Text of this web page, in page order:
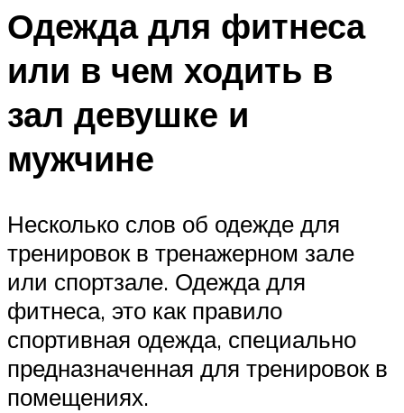
Одежда для фитнеса
или в чем ходить в
зал девушке и
мужчине
Несколько слов об одежде для
тренировок в тренажерном зале
или спортзале. Одежда для
фитнеса, это как правило
спортивная одежда, специально
предназначенная для тренировок в
помещениях.